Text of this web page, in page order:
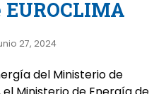
27, 2024
del Ministerio de